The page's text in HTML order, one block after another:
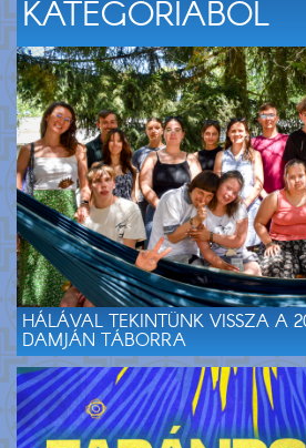
KATEGÓRIÁBÓL
HÁLÁVAL TEKINTÜNK VISSZA A
DAMJÁN TÁBORRA